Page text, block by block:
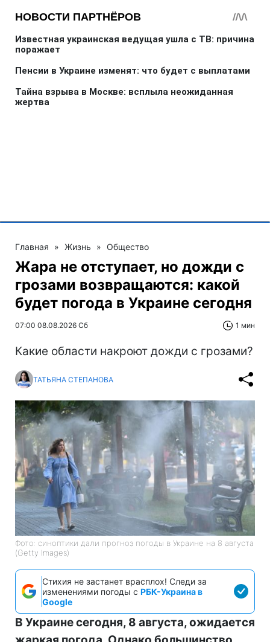
Главная » Жизнь » Общество
Жара не отступает, но дожди с
грозами возвращаются: какой
будет погода в Украине сегодня
07:00 08.08.2026 Сб 1 мин
Какие области накроют дожди с грозами?
ТАТЬЯНА СТЕПАНОВА
Фото: синоптики дали прогноз погоды в Украине на 8 августа
(Getty Images)
Стихия не застанет врасплох! Следи за
изменениями погоды с РБК-Украина в
Google
В Украине сегодня, 8 августа, ожидается